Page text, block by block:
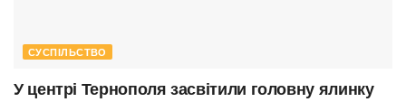
СУСПІЛЬСТВО
У центрі Тернополя засвітили головну ялинку